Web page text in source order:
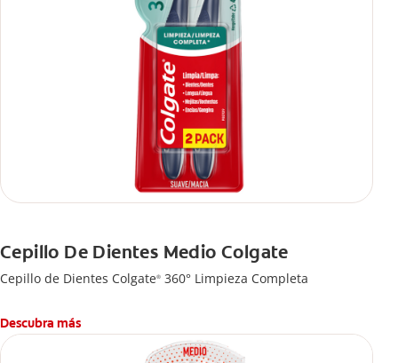
Cepillo De Dientes Medio Colgate
Cepillo de Dientes Colgate® 360° Limpieza Completa
Descubra más